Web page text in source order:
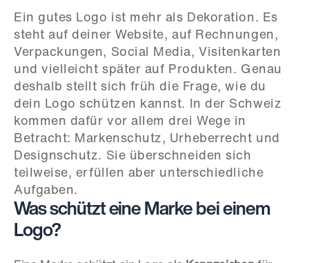
Ein gutes Logo ist mehr als Dekoration. Es
steht auf deiner Website, auf Rechnungen,
Verpackungen, Social Media, Visitenkarten
und vielleicht später auf Produkten. Genau
deshalb stellt sich früh die Frage, wie du
dein Logo schützen kannst. In der Schweiz
kommen dafür vor allem drei Wege in
Betracht: Markenschutz, Urheberrecht und
Designschutz. Sie überschneiden sich
teilweise, erfüllen aber unterschiedliche
Was schützt eine Marke bei einem
Logo?